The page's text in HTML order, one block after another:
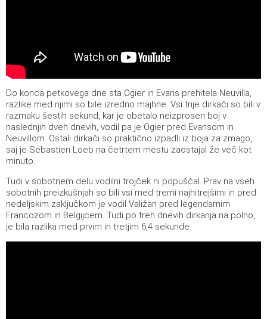
Do konca petkovega dne sta Ogier in Evans prehitela Neuvilla,
razlike med njimi so bile izredno majhne. Vsi trije dirkači so bili v
razmaku šestih sekund, kar je obetalo neizprosen boj v
naslednjih dveh dnevih, vodil pa je Ogier pred Evansom in
Neuvillom. Ostali dirkači so praktično izpadli iz boja za zmago,
saj je Sebastien Loeb na četrtem mestu zaostajal že več kot
minuto.
Tudi v sobotnem delu vodilni trojček ni popuščal. Prav na vseh
sobotnih preizkušnjah so bili vsi med tremi najhitrejšimi in pred
nedeljskim zaključkom je vodil Valižan pred legendarnim
Francozom in Belgijcem. Tudi po treh dnevih dirkanja na polno,
je bila razlika med prvim in tretjim 6,4 sekunde.